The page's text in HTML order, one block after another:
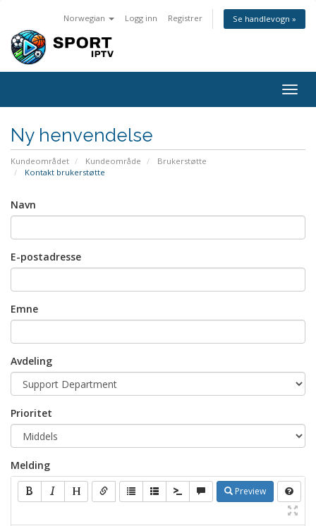
Norwegian Logg inn Registrer Se handlevogn »
Bytt
Ny henvendelse
Kundeområdet Kundeområde
Brukerstøtte
Kontakt brukerstøtte
Navn
E-postadresse
Emne
Avdeling
Prioritet
Melding
Preview